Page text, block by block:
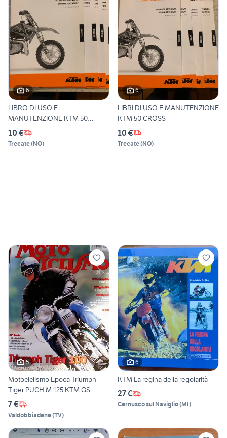
6
LIBRO DI USO E
MANUTENZIONE KTM 50
CROSS
10 €
Trecate(NO)
6
LIBRI DI USO E MANUTENZIONE
KTM 50 CROSS
10 €
Trecate(NO)
5
Motociclismo Epoca Triumph
Tiger PUCH M 125 KTM GS
7 €
Valdobbiadene(TV)
6
KTM La regina della regolarità
27 €
Cernusco sul Naviglio(MI)